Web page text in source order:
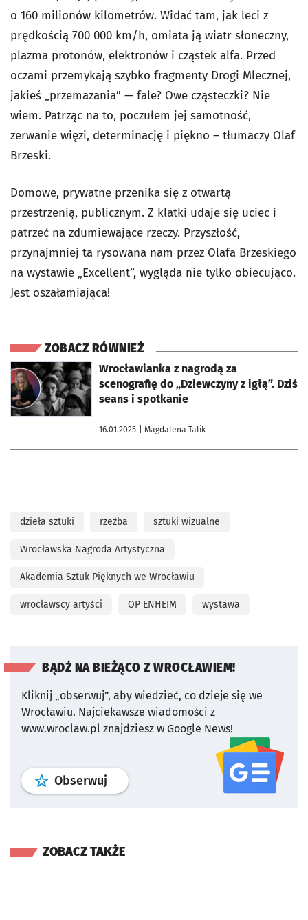
o 160 milionów kilometrów. Widać tam, jak leci z
prędkością 700 000 km/h, omiata ją wiatr słoneczny,
plazma protonów, elektronów i cząstek alfa. Przed
oczami przemykają szybko fragmenty Drogi Mlecznej,
jakieś „przemazania” — fale? Owe cząsteczki? Nie
wiem. Patrząc na to, poczułem jej samotność,
zerwanie więzi, determinację i piękno – tłumaczy Olaf
Brzeski.
Domowe, prywatne przenika się z otwartą
przestrzenią, publicznym. Z klatki udaje się uciec i
patrzeć na zdumiewające rzeczy. Przyszłość,
przynajmniej ta rysowana nam przez Olafa Brzeskiego
na wystawie „Excellent”, wygląda nie tylko obiecująco.
Jest oszałamiająca!
ZOBACZ RÓWNIEŻ
Wrocławianka z nagrodą za
scenografię do „Dziewczyny z igłą”. Dziś
seans i spotkanie
16.01.2025 | Magdalena Talik
otworzy się w nowej karcie
dzieła sztuki rzeźba sztuki wizualne
Wrocławska Nagroda Artystyczna
Akademia Sztuk Pięknych we Wrocławiu
wrocławscy artyści OP ENHEIM wystawa
BĄDŹ NA BIEŻĄCO Z WROCŁAWIEM!
Kliknij „obserwuj”, aby wiedzieć, co dzieje się we
Wrocławiu. Najciekawsze wiadomości z
www.wroclaw.pl znajdziesz w Google News!
Obserwuj profil serwisu
ZOBACZ TAKŻE